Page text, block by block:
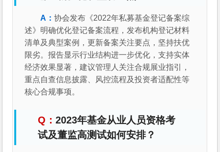
协会发布《2022年私募基金登记备案综
述》明确优化登记备案流程，发布机构登记材料
清单及典型案例，更新备案关注要点，坚持扶优
限劣。报告显示行业结构进一步优化，支持实体
经济效果显著，建议管理人关注合规展业指引，
重点自查信息披露、风控流程及投资者适配性等
核心合规事项。
2023年基金从业人员资格考
试及董监高测试如何安排？